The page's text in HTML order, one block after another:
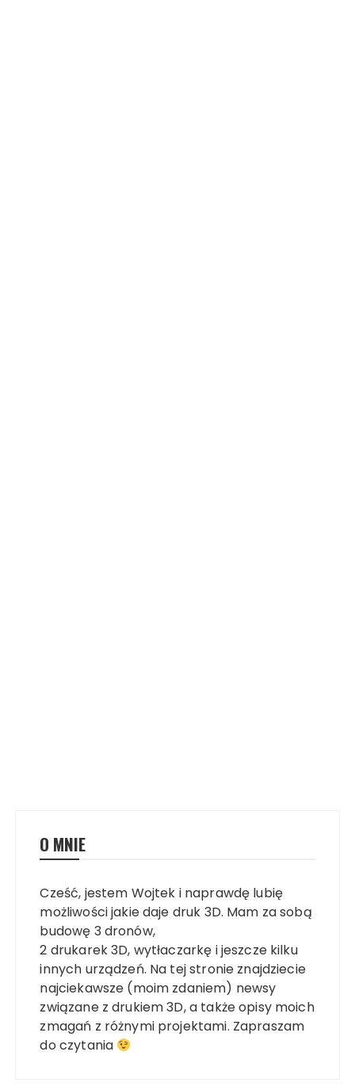
O MNIE
Cześć, jestem Wojtek i naprawdę lubię
możliwości jakie daje druk 3D. Mam za sobą
budowę 3 dronów,
2 drukarek 3D, wytłaczarkę i jeszcze kilku
innych urządzeń. Na tej stronie znajdziecie
najciekawsze (moim zdaniem) newsy
związane z drukiem 3D, a także opisy moich
zmagań z różnymi projektami. Zapraszam
do czytania